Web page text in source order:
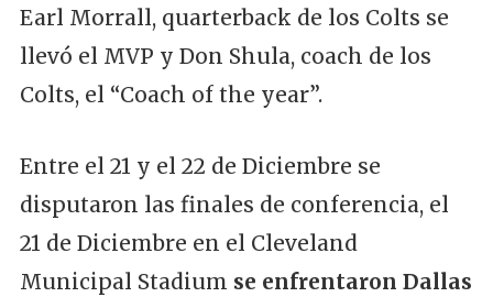
Earl Morrall, quarterback de los Colts se
llevó el MVP y Don Shula, coach de los
Colts, el “Coach of the year”.
Entre el 21 y el 22 de Diciembre se
disputaron las finales de conferencia, el
21 de Diciembre en el Cleveland
Municipal Stadium se enfrentaron Dallas